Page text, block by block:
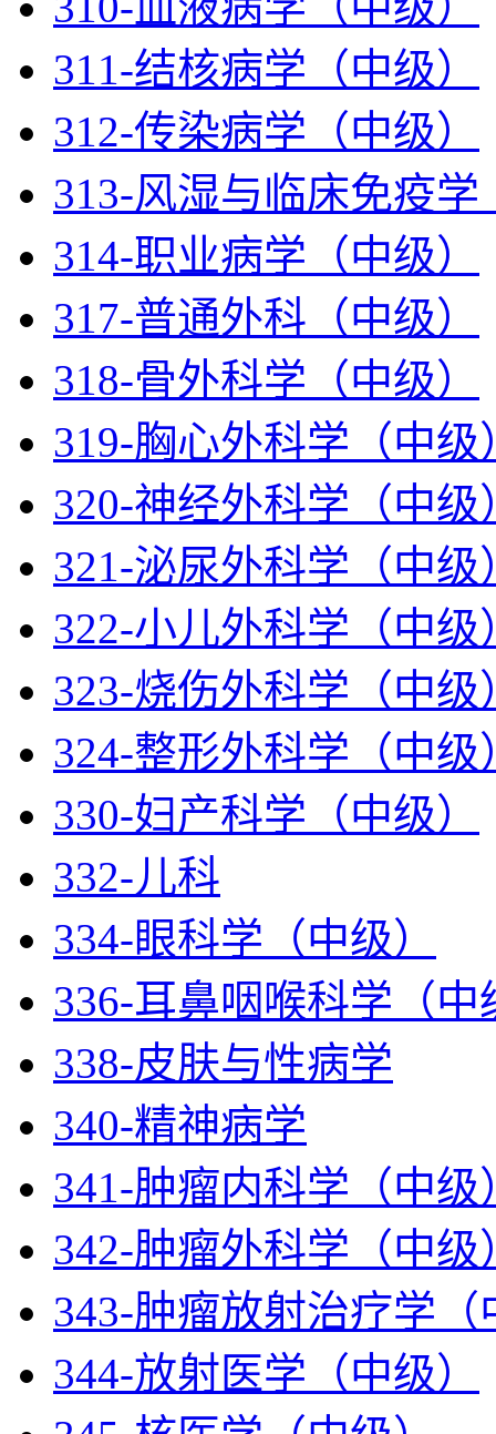
311-结核病学（中级）
312-传染病学（中级）
313-风湿与临床免疫学
314-职业病学（中级）
317-普通外科（中级）
318-骨外科学（中级）
319-胸心外科学（中级
320-神经外科学（中级
321-泌尿外科学（中级
322-小儿外科学（中级
323-烧伤外科学（中级
324-整形外科学（中级
330-妇产科学（中级）
332-儿科
334-眼科学（中级）
336-耳鼻咽喉科学（中
338-皮肤与性病学
340-精神病学
341-肿瘤内科学（中级
342-肿瘤外科学（中级
343-肿瘤放射治疗学（
344-放射医学（中级）